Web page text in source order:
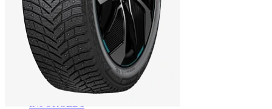
CROSS_STREET30
Eurodisk1
FF33
FR REPLICA
GR34
Grizzly3
iFree1014
iFree Original53